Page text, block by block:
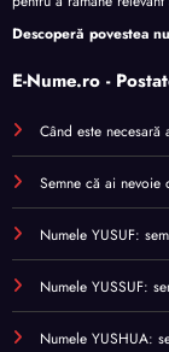
Descoperă povestea
E-Nume.ro -
Când este
Semne că ai nevoie
Numele YUSUF:
Numele YUSSUF:
Numele YUSHUA: